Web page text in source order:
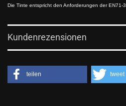
Die Tinte entspricht den Anforderungen der EN71-3.
Kundenrezensionen
teilen tweet